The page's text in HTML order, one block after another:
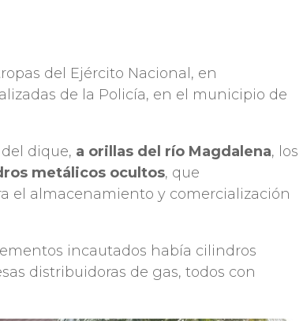
del Ejército Nacional, en
de la Policía, en el municipio de
dique, a orillas del río Magdalena, los
metálicos ocultos, que
el almacenamiento y comercialización
incautados había cilindros
distribuidoras de gas, todos con